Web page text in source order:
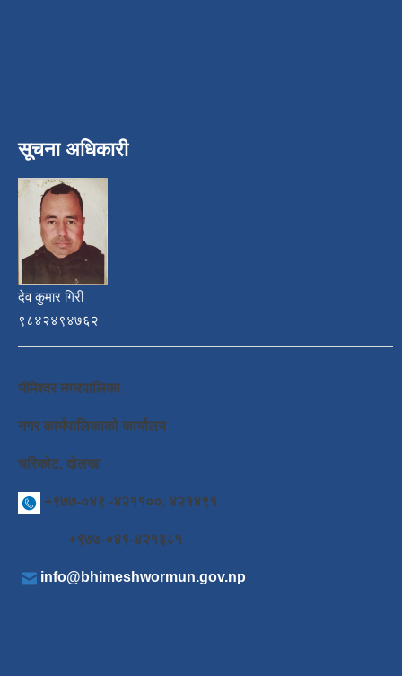
सूचना अधिकारी
देव कुमार गिरी
९८४२४९४७६२
भीमेश्वर नगरपालिका
नगर कार्यपालिकाको कार्यालय
चरिकोट, दोलखा
+९७७-०४९ -४२११००, ४२१४९१
+९७७-०४९-४२१३८१
info@bhimeshwormun.gov.np